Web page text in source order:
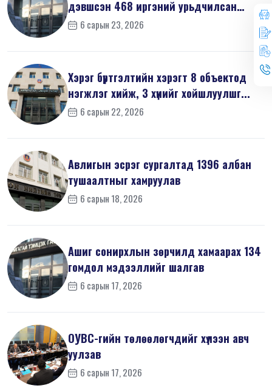
дэвшсэн 468 иргэний урьдчилсан
мэдүүл...
6 сарын 23, 2026
Хэрэг бүртгэлтийн хэрэгт 8 объектод
нэгжлэг хийж, 3 хүнийг хойшлуулшг...
6 сарын 22, 2026
Авлигын эсрэг сургалтад 1396 албан
тушаалтныг хамруулав
6 сарын 18, 2026
Ашиг сонирхлын зөрчилд хамаарах 134
гомдол мэдээллийг шалгав
6 сарын 17, 2026
ОУВС-гийн төлөөлөгчдийг хүлээн авч
уулзав
6 сарын 17, 2026